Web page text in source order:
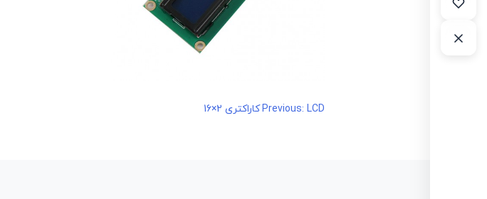
راهبریPrevious: LCD کاراکتری 2×16